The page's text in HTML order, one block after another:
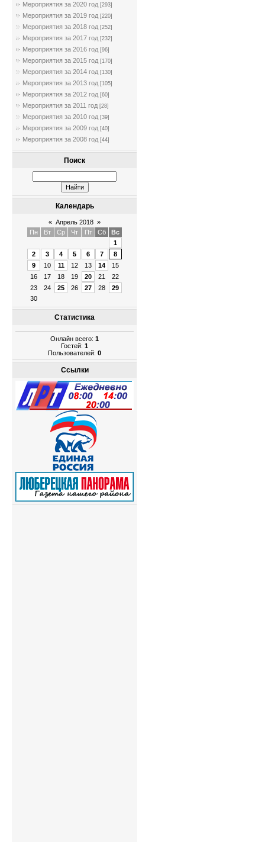
Мероприятия за 2020 год [293]
Мероприятия за 2019 год [220]
Мероприятия за 2018 год [252]
Мероприятия за 2017 год [232]
Мероприятия за 2016 год [96]
Мероприятия за 2015 год [170]
Мероприятия за 2014 год [130]
Мероприятия за 2013 год [105]
Мероприятия за 2012 год [60]
Мероприятия за 2011 год [28]
Мероприятия за 2010 год [39]
Мероприятия за 2009 год [40]
Мероприятия за 2008 год [44]
Поиск
Календарь
« Апрель 2018 »
Пн
Вт Ср Чт Пт Сб
Вс
1
2
3 4 5 6 7
8
9
10 11 12 13 14
15
16
17 18 19 20 21
22
23
24 25 26 27 28
29
30
Статистика
Онлайн всего: 1
Гостей: 1
Пользователей: 0
Ссылки